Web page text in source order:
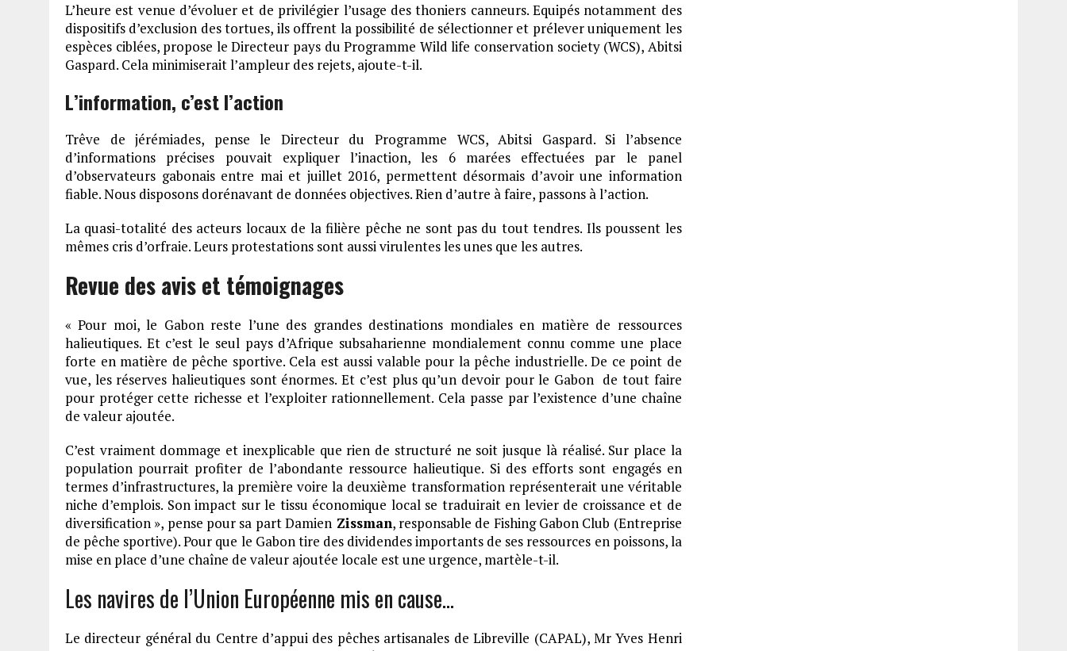
L’heure est venue d’évoluer et de privilégier l’usage des thoniers canneurs. Equipés notamment des
dispositifs d’exclusion des tortues, ils offrent la possibilité de sélectionner et prélever uniquement les
espèces ciblées, propose le Directeur pays du Programme Wild life conservation society (WCS), Abitsi
Gaspard. Cela minimiserait l’ampleur des rejets, ajoute-t-il.
L’information, c’est l’action
Trêve de jérémiades, pense le Directeur du Programme WCS, Abitsi Gaspard. Si l’absence
d’informations précises pouvait expliquer l’inaction, les 6 marées effectuées par le panel
d’observateurs gabonais entre mai et juillet 2016, permettent désormais d’avoir une information
fiable. Nous disposons dorénavant de données objectives. Rien d’autre à faire, passons à l’action.
La quasi-totalité des acteurs locaux de la filière pêche ne sont pas du tout tendres. Ils poussent les
mêmes cris d’orfraie. Leurs protestations sont aussi virulentes les unes que les autres.
Revue des avis et témoignages
« Pour moi, le Gabon reste l’une des grandes destinations mondiales en matière de ressources
halieutiques. Et c’est le seul pays d’Afrique subsaharienne mondialement connu comme une place
forte en matière de pêche sportive. Cela est aussi valable pour la pêche industrielle. De ce point de
vue, les réserves halieutiques sont énormes. Et c’est plus qu’un devoir pour le Gabon de tout faire
pour protéger cette richesse et l’exploiter rationnellement. Cela passe par l’existence d’une chaîne
de valeur ajoutée.
C’est vraiment dommage et inexplicable que rien de structuré ne soit jusque là réalisé. Sur place la
population pourrait profiter de l’abondante ressource halieutique. Si des efforts sont engagés en
termes d’infrastructures, la première voire la deuxième transformation représenterait une véritable
niche d’emplois. Son impact sur le tissu économique local se traduirait en levier de croissance et de
diversification », pense pour sa part Damien Zissman, responsable de Fishing Gabon Club (Entreprise
de pêche sportive). Pour que le Gabon tire des dividendes importants de ses ressources en poissons, la
mise en place d’une chaîne de valeur ajoutée locale est une urgence, martèle-t-il.
Les navires de l’Union Européenne mis en cause…
Le directeur général du Centre d’appui des pêches artisanales de Libreville (CAPAL), Mr Yves Henri